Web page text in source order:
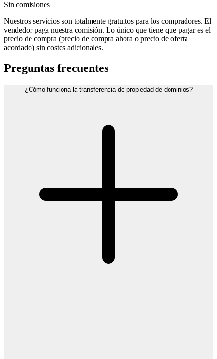
Sin comisiones
Nuestros servicios son totalmente gratuitos para los compradores. El
vendedor paga nuestra comisión. Lo único que tiene que pagar es el
precio de compra (precio de compra ahora o precio de oferta
acordado) sin costes adicionales.
Preguntas frecuentes
¿Cómo funciona la transferencia de propiedad de dominios?